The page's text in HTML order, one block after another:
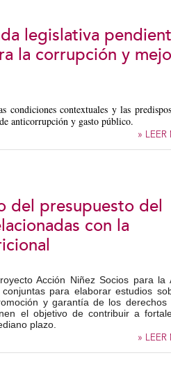
legislativa
la corrupción y
condiciones contextuales y las
anticorrupción y gasto público.
» LEER
del presupuesto del
con la
Acción Niñez Socios para la
para elaborar estudios
y garantía de los derechos
el objetivo de contribuir a
plazo.
» LEER